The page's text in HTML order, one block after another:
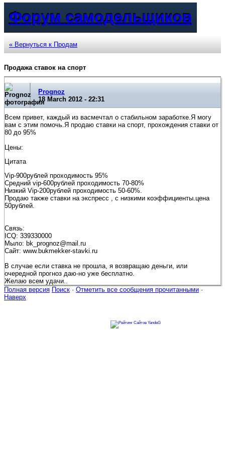
Форум самодельщиков
« Вернуться к Продам
Продажа ставок на спорт
Prognoz
18 March 2012 - 22:31
Всем привет, каждый из васмечтал о стабильном заработке.Я могу
вам с этим помочь.Я продаю ставки на спорт, прохождения ставки от
80 до 95%
Цены:
Цитата
Vip-900рублей проходимость 95%
Средний vip-600рублей проходимость 70-80%
Низкий Vip-200рублей проходимость 50-60%.
Продаю также ставки на экспресс , с низкими коэффициенты.цена
50рублей.
Связь:
ICQ: 339330000
Мыло: bk_prognoz@mail.ru
Сайт: www.bukmekker-stavki.ru
В случае если ставка не прошла, я возвращаю деньги, или
очередной прогноз даю-но уже бесплатно.
Желаю всем удачи..
Полная версия Поиск · Отметить все сообщения прочитанными ·
Наверх